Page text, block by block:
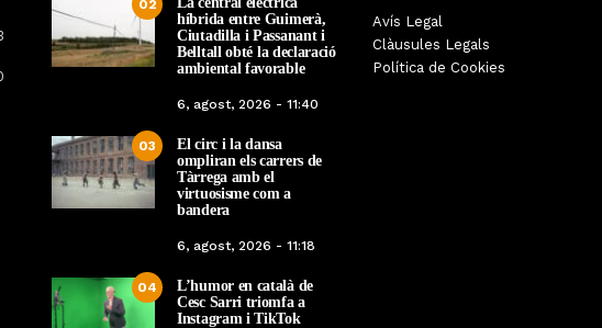
02
híbrida entre Guimerà,
Ciutadilla i Passanant i
Belltall obté la declaració
ambiental favorable
6, agost, 2026 - 11:40
03
El circ i la dansa
ompliran els carrers de
Tàrrega amb el
virtuosisme com a
bandera
6, agost, 2026 - 11:18
04
L’humor en català de
Cesc Sarri triomfa a
Instagram i TikTok
Avís Legal
Clàusules Legals
Política de Cookies
de
la de la
dues
- 08:04
Tàrrega farà bategar la història
amb l’estrena de “Lo Pedrafoc”,
la nova bèstia festiva de
12, maig, 2026 - 09:29
Tàrrega edita un
història dels gegants
en el marc de la